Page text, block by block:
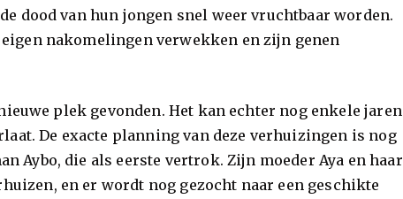
dood van hun jongen snel weer vruchtbaar worden.
nakomelingen verwekken en zijn genen
plek gevonden. Het kan echter nog enkele jaren
De exacte planning van deze verhuizingen is nog
Aybo, die als eerste vertrok. Zijn moeder Aya en haar
en er wordt nog gezocht naar een geschikte